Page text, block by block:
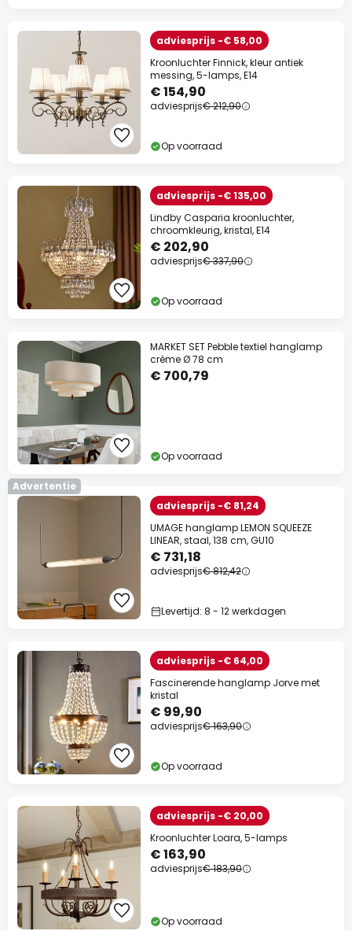
adviesprijs -€ 58,00
Kroonluchter Finnick, kleur antiek
messing, 5-lamps, E14
€ 154,90
adviesprijs€ 212,90
Op voorraad
adviesprijs -€ 135,00
Lindby Casparia kroonluchter,
chroomkleurig, kristal, E14
€ 202,90
adviesprijs€ 337,90
Op voorraad
MARKET SET Pebble textiel hanglamp
crème Ø 78 cm
€ 700,79
Op voorraad
Advertentie
adviesprijs -€ 81,24
UMAGE hanglamp LEMON SQUEEZE
LINEAR, staal, 138 cm, GU10
€ 731,18
adviesprijs€ 812,42
Levertijd: 8 - 12 werkdagen
adviesprijs -€ 64,00
Fascinerende hanglamp Jorve met
kristal
€ 99,90
adviesprijs€ 163,90
Op voorraad
adviesprijs -€ 20,00
Kroonluchter Loara, 5-lamps
€ 163,90
adviesprijs€ 183,90
Op voorraad